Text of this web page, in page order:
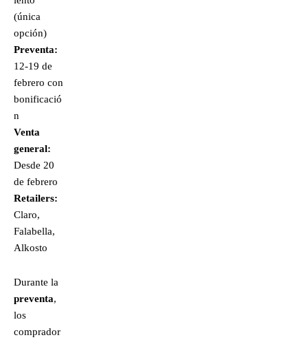
(única
opción)
Preventa:
12-19 de
febrero con
bonificació
n
Venta
general:
Desde 20
de febrero
Retailers:
Claro,
Falabella,
Alkosto
Durante la
preventa,
los
comprador